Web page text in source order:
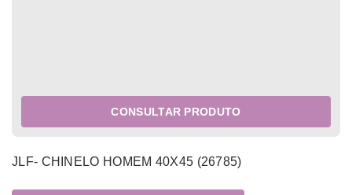
CONSULTAR PRODUTO
JLF- CHINELO HOMEM 40X45 (26785)